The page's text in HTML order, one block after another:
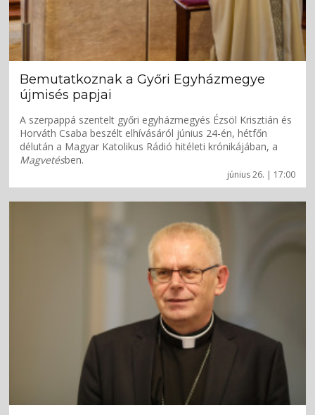
június 26. | 17:00
Bemutatkoznak a Győri Egyházmegye
újmisés papjai
A szerpappá szentelt győri egyházmegyés Ézsöl Krisztián és
Horváth Csaba beszélt elhívásáról június 24-én, hétfőn
délután a Magyar Katolikus Rádió hitéleti krónikájában, a
Magvetésben.